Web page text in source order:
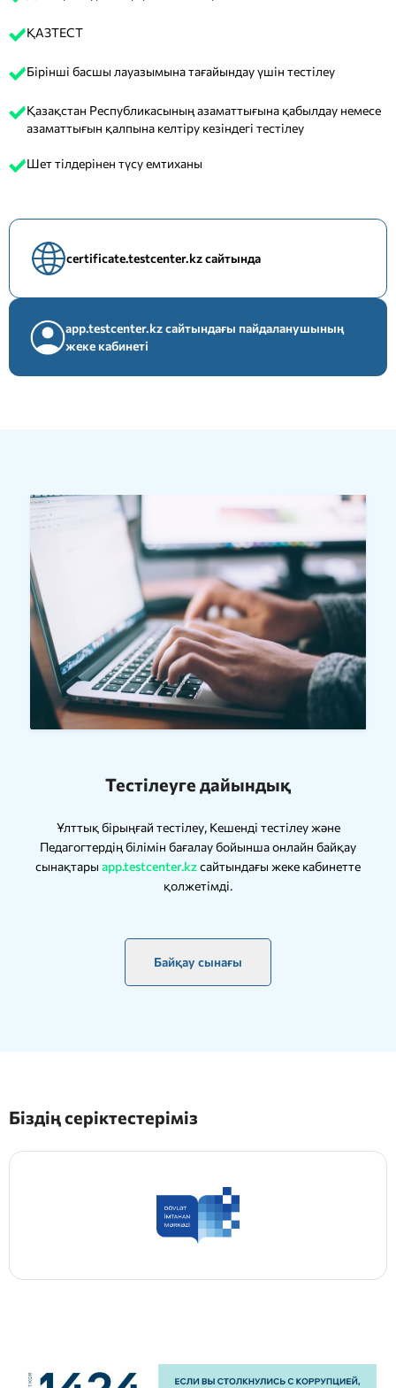
ҚАЗТЕСТ
Бірінші басшы лауазымына тағайындау үшін тестілеу
Қазақстан Республикасының азаматтығына қабылдау немесе
азаматтығын қалпына келтіру кезіндегі тестілеу
Шет тілдерінен түсу емтиханы
certificate.testcenter.kz сайтында
app.testcenter.kz сайтындағы пайдаланушының
жеке кабинеті
Тестілеуге дайындық
Ұлттық бірыңғай тестілеу, Кешенді тестілеу және
Педагогтердің білімін бағалау бойынша онлайн байқау
сынақтары app.testcenter.kzсайтындағы жеке кабинетте
қолжетімді.
Байқау сынағы
Біздің серіктестеріміз